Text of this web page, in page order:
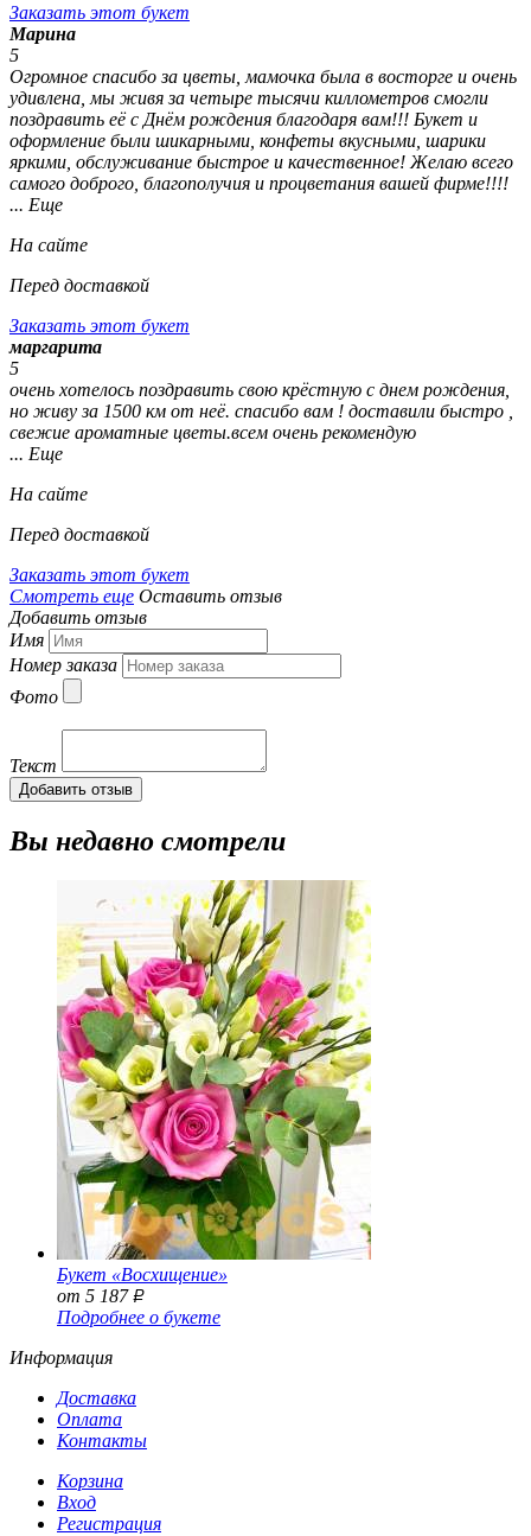
Заказать этот букет
Марина
5
Огромное спасибо за цветы, мамочка была в восторге и очень
удивлена, мы живя за четыре тысячи киллометров смогли
поздравить её с Днём рождения благодаря вам!!! Букет и
оформление были шикарными, конфеты вкусными, шарики
яркими, обслуживание быстрое и качественное! Желаю всего
самого доброго, благополучия и процветания вашей фирме!!!!
... Еще
На сайте
Перед доставкой
Заказать этот букет
маргарита
5
очень хотелось поздравить свою крёстную с днем рождения,
но живу за 1500 км от неё. спасибо вам ! доставили быстро ,
свежие ароматные цветы.всем очень рекомендую
... Еще
На сайте
Перед доставкой
Заказать этот букет
Смотреть еще Оставить отзыв
Добавить отзыв
Имя
Номер заказа
Фото
Текст
Добавить отзыв
Вы недавно смотрели
Букет «Восхищение»
от 5 187 Р
Подробнее о букете
Информация
Доставка
Оплата
Контакты
Корзина
Вход
Регистрация